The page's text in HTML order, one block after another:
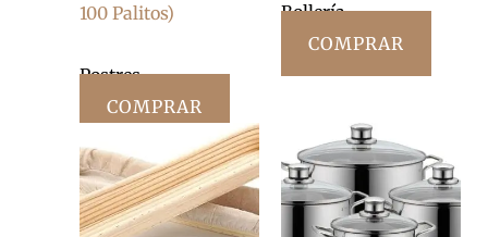
100 Palitos)
Postres
COMPRAR
Bollería
COMPRAR